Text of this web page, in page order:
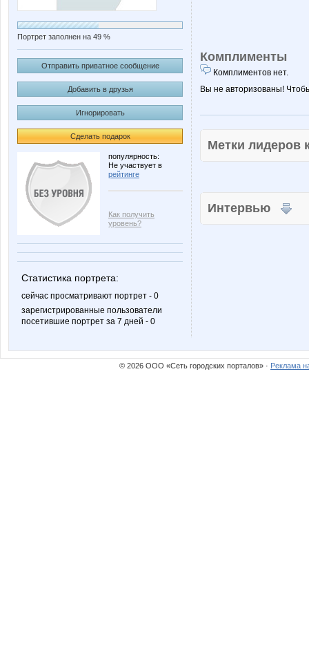
Портрет заполнен на 49 %
Отправить приватное сообщение
Добавить в друзья
Игнорировать
Сделать подарок
популярность:
Не участвует в
рейтинге
Как получить
уровень?
Статистика портрета:
сейчас просматривают портрет - 0
зарегистрированные пользователи
посетившие портрет за 7 дней - 0
Комплименты
Комплиментов нет.
Вы не авторизованы!
Метки
Интервью
© 2026 ООО «Сеть городских порталов» · Реклама